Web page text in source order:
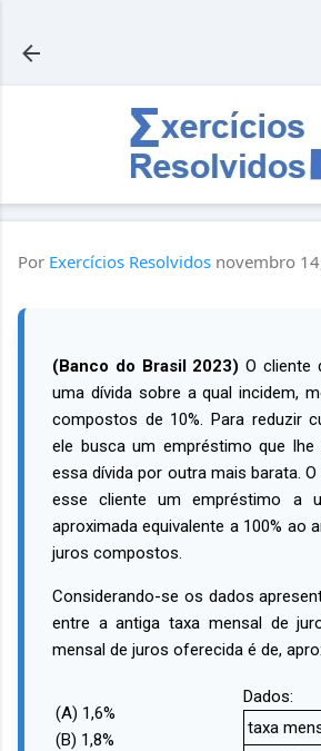
Por Exercícios Resolvidos novembro
(Banco do Brasil 2023) O cliente
uma dívida sobre a qual incidem,
compostos de 10%. Para reduzir
ele busca um empréstimo que lhe
essa dívida por outra mais barata.
esse cliente um empréstimo a
aproximada equivalente a 100% ao
juros compostos.
Considerando-se os dados
entre a antiga taxa mensal de
mensal de juros oferecida é de,
(A) 1,6%
(B) 1,8%
Dados:
taxa